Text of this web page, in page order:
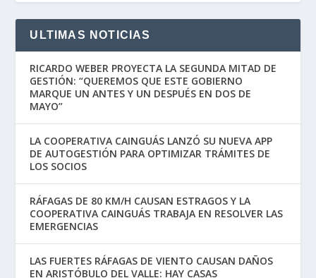
ULTIMAS NOTICIAS
RICARDO WEBER PROYECTA LA SEGUNDA MITAD DE
GESTIÓN: “QUEREMOS QUE ESTE GOBIERNO
MARQUE UN ANTES Y UN DESPUÉS EN DOS DE
MAYO”
LA COOPERATIVA CAINGUÁS LANZÓ SU NUEVA APP
DE AUTOGESTIÓN PARA OPTIMIZAR TRÁMITES DE
LOS SOCIOS
RÁFAGAS DE 80 KM/H CAUSAN ESTRAGOS Y LA
COOPERATIVA CAINGUÁS TRABAJA EN RESOLVER LAS
EMERGENCIAS
LAS FUERTES RÁFAGAS DE VIENTO CAUSAN DAÑOS
EN ARISTÓBULO DEL VALLE: HAY CASAS